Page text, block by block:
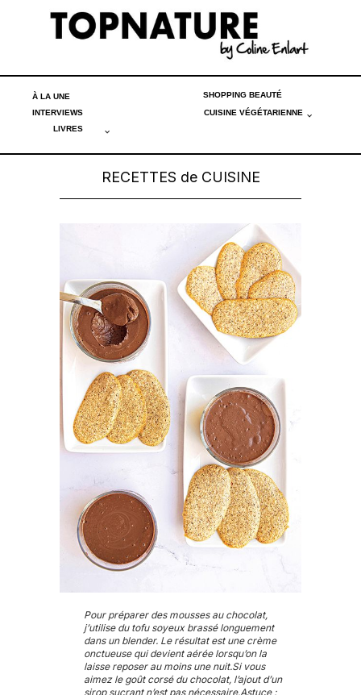
À LA UNE SHOPPING BEAUTÉ
INTERVIEWS
CUISINE VÉGÉTARIENNE
LIVRES
RECETTES de CUISINE
Pour préparer des mousses au chocolat,
j’utilise du tofu soyeux brassé longuement
dans un blender. Le résultat est une crème
onctueuse qui devient aérée lorsqu’on la
laisse reposer au moins une nuit.Si vous
aimez le goût corsé du chocolat, l’ajout d’un
sirop sucrant n’est pas nécessaire.Astuce :